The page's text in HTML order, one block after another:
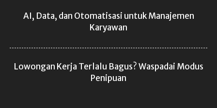
AI, Data, dan Otomatisasi untuk Manajemen
Karyawan
Lowongan Kerja Terlalu Bagus? Waspadai Modus
Penipuan